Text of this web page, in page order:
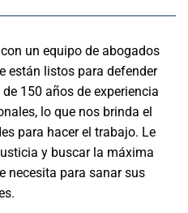
un equipo de abogados
están listos para defender
150 años de experiencia
lo que nos brinda el
para hacer el trabajo. Le
y buscar la máxima
necesita para sanar sus